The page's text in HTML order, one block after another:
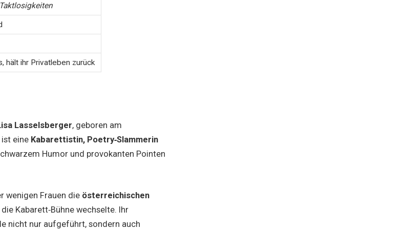
hält ihr Privatleben zurück
Lasselsberger, geboren am
ist eine Kabarettistin, Poetry‑Slammerin
Humor und provokanten Pointen
wenigen Frauen die österreichischen
Kabarett‑Bühne wechselte. Ihr
nicht nur aufgeführt, sondern auch